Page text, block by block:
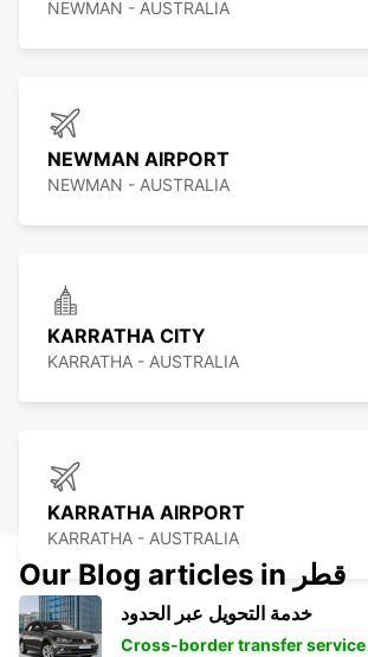
NEWMAN - AUSTRALIA
NEWMAN AIRPORT
NEWMAN - AUSTRALIA
KARRATHA CITY
KARRATHA - AUSTRALIA
KARRATHA AIRPORT
KARRATHA - AUSTRALIA
Our Blog articles in قطر
خدمة التحويل عبر الحدود
Cross-border transfer service